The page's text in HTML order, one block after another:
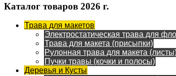
Каталог товаров 2026 г.
Трава для макетов
Электростатическая трава для
Трава для макета (присыпки)
Рулонная трава для макета
Пучки травы (кочки и полосы)
Деревья и Кусты